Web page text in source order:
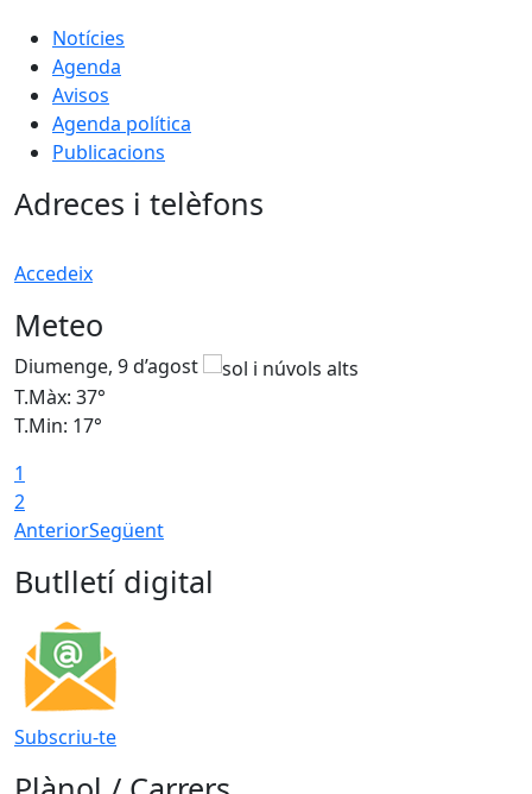
Notícies
Agenda
Avisos
Agenda política
Publicacions
Adreces i telèfons
Accedeix
Meteo
Diumenge, 9 d’agost
T.Màx: 37°
T.Min: 17°
1
2
AnteriorSegüent
Butlletí digital
Subscriu-te